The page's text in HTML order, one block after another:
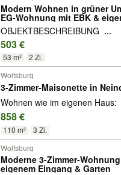
Modern Wohnen in grüner
EG-Wohnung mit EBK &
OBJEKTBESCHREIBUNG ...
503 €
53 m² 2 Zi.
Wolfsburg
3-Zimmer-Maisonette in
​Wohnen wie im eigenen Haus:
858 €
110 m² 3 Zi.
Wolfsburg
​Moderne 3-Zimmer-
eigenem Eingang & Garten